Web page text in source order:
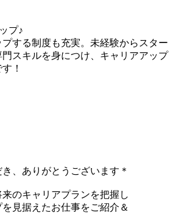
プ♪
する制度も充実。未経験からスター
門スキルを身につけ、キャリアアップ
！
、ありがとうございます＊
のキャリアプランを把握し
見据えたお仕事をご紹介＆